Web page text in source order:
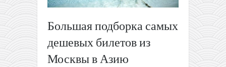
Большая подборка самых
дешевых билетов из
Москвы в Азию
59€! (в
январе)
На